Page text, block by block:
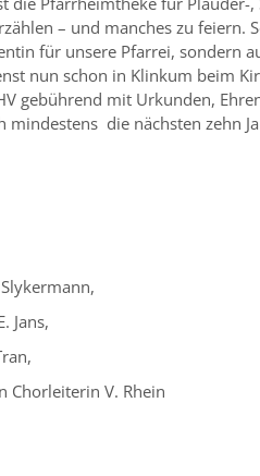
– und manches zu
für unsere Pfarrei, sondern
nun schon in Klinkum beim
gebührend mit Urkunden,
mindestens die nächsten zehn
Jans,
Chorleiterin V. Rhein